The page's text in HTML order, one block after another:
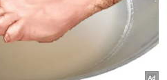
buat PH
tetapi ideologi dan